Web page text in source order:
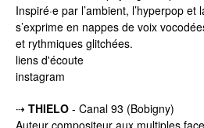
Inspiré·e par l’ambient, l’hyperpop
s’exprime en nappes de voix
et rythmiques glitchées.
liens d'écoute
instagram
⇢ THIELO - Canal 93 (Bobigny)
Auteur compositeur aux multiples